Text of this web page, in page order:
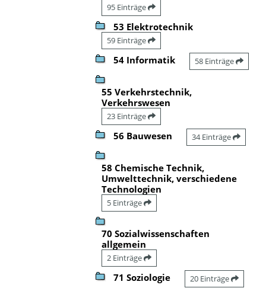
95 Einträge
53 Elektrotechnik
59 Einträge
54 Informatik 58 Einträge
55 Verkehrstechnik,
Verkehrswesen
23 Einträge
56 Bauwesen 34 Einträge
58 Chemische Technik,
Umwelttechnik, verschiedene
Technologien
5 Einträge
70 Sozialwissenschaften
allgemein
2 Einträge
71 Soziologie 20 Einträge